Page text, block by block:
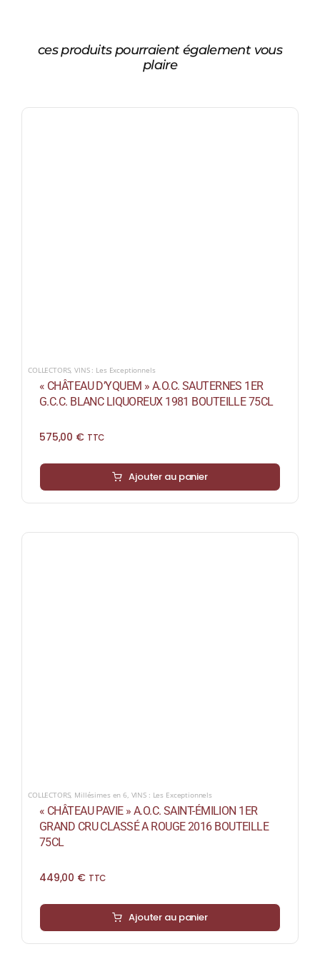
ces produits pourraient également vous
plaire
COLLECTORS,VINS : Les Exceptionnels
« CHÂTEAU D’YQUEM » A.O.C. SAUTERNES 1ER
G.C.C. BLANC LIQUOREUX 1981 BOUTEILLE 75CL
575,00 € TTC
Ajouter au panier
COLLECTORS, Millésimes en 6 VINS : Les Exceptionnels
« CHÂTEAU PAVIE » A.O.C. SAINT-ÉMILION 1ER
GRAND CRU CLASSÉ A ROUGE 2016 BOUTEILLE
75CL
449,00 € TTC
Ajouter au panier